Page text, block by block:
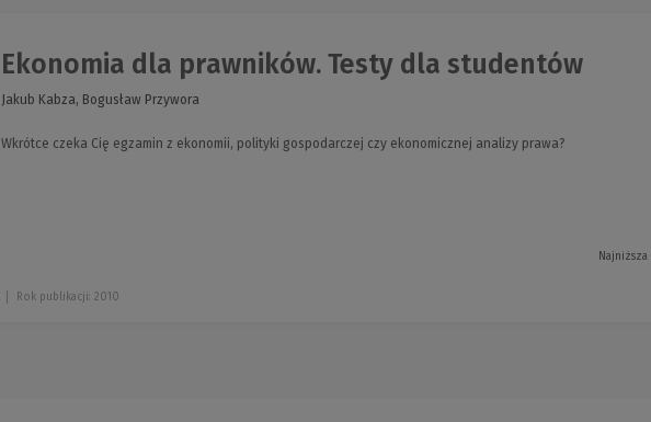
Ekonomia dla prawników. Testy dla studentów
Jakub Kabza, Bogusław Przywora
Wkrótce czeka Cię egzamin z ekonomii, polityki gospodarczej czy ekonomicznej analizy prawa?
Rok publikacji: 2010